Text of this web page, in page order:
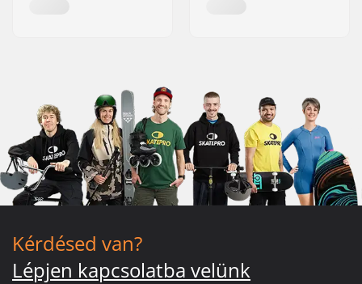
Kérdésed van?
Lépjen kapcsolatba velünk